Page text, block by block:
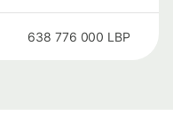
638 776 000 LBP